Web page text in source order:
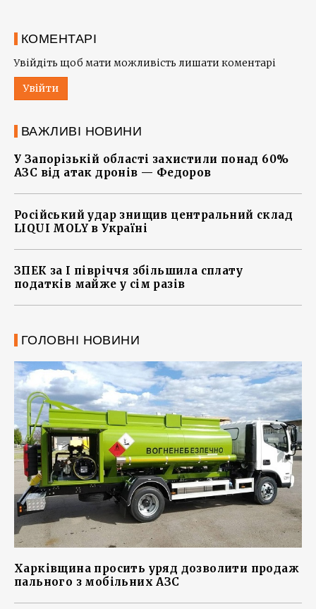
КОМЕНТАРІ
Увійдіть щоб мати можливість лишати коментарі
Увійти
ВАЖЛИВІ НОВИНИ
У Запорізькій області захистили понад 60%
АЗС від атак дронів — Федоров
Російський удар знищив центральний склад
LIQUI MOLY в Україні
ЗПЕК за І півріччя збільшила сплату
податків майже у сім разів
ГОЛОВНІ НОВИНИ
Харківщина просить уряд дозволити продаж
пального з мобільних АЗС